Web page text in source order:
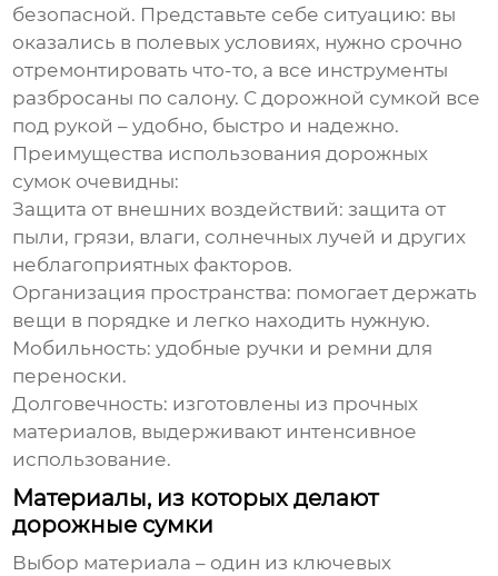
безопасной. Представьте себе ситуацию: вы
оказались в полевых условиях, нужно срочно
отремонтировать что-то, а все инструменты
разбросаны по салону. Сдорожной сумкой все
под рукой – удобно, быстро и надежно.
Преимущества использования дорожных
сумок очевидны:
Защита от внешних воздействий: защита от
пыли, грязи, влаги, солнечных лучей и других
неблагоприятных факторов.
Организация пространства: помогает держать
вещи в порядке и легко находить нужную.
Мобильность: удобные ручки и ремни для
переноски.
Долговечность: изготовлены из прочных
материалов, выдерживают интенсивное
использование.
Материалы, из которых делают
дорожные сумки
Выбор материала – один из ключевых